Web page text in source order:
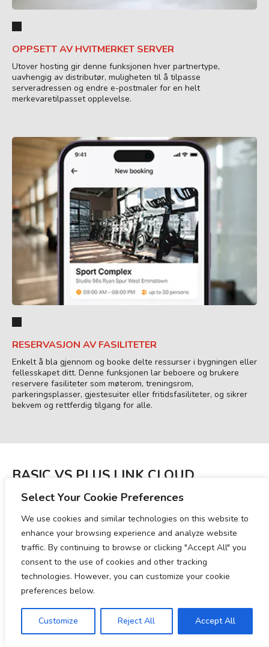
Select Your Cookie Preferences
We use cookies and similar technologies on this website to
enhance your browsing experience and analyze website
traffic. By continuing to browse or clicking "Accept All" you
consent to the use of cookies and other tracking
technologies. However, you can customize your cookie
preferences below.
Customize Reject All Accept All
OPPSETT AV HVITMERKET SERVER
Utover hosting gir denne funksjonen hver partnertype,
uavhengig av distributør, muligheten til å tilpasse
serveradressen og endre e-postmaler for en helt
merkevaretilpasset opplevelse.
RESERVASJON AV FASILITETER
Enkelt å bla gjennom og booke delte ressurser i bygningen eller
fellesskapet ditt. Denne funksjonen lar beboere og brukere
reservere fasiliteter som møterom, treningsrom,
parkeringsplasser, gjestesuiter eller fritidsfasiliteter, og sikrer
bekvem og rettferdig tilgang for alle.
BASIC VS PLUS LINK CLOUD
TREKK BASIC PLUS
VIRTUELLE TALL